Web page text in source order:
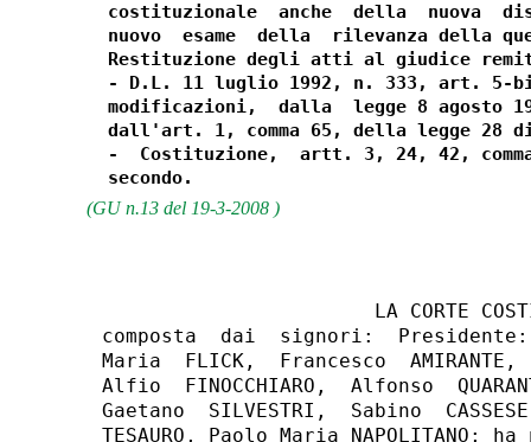
costituzionale  anche  della  nuova
nuovo  esame  della  rilevanza della
Restituzione degli atti al giudice
- D.L. 11 luglio 1992, n. 333, art. 5-
modificazioni,  dalla  legge 8 agosto
dall'art. 1, comma 65, della legge 28
-  Costituzione,  artt. 3, 24, 42,
(GU n.13 del 19-3-2008 )
LA CORTE
composta  dai  signori:
Maria  FLICK,  Francesco  AMIRANTE,
Alfio  FINOCCHIARO,  Alfonso
Gaetano  SILVESTRI,  Sabino